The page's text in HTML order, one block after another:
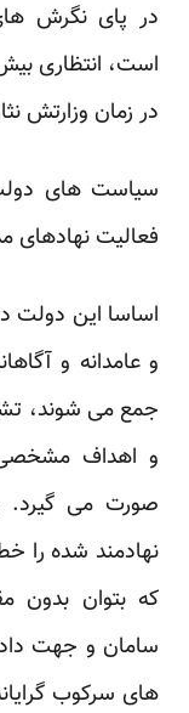
در پای نگرش
است، انتظاری
در زمان وزارتش
سیاست های
فعالیت نهادهای
اساسا این دولت
و عامدانه و
جمع می شوند،
و اهداف مشخصی
صورت می
نهادمند شده را
که بتوان بدون
سامان و جهت
های سرکوب